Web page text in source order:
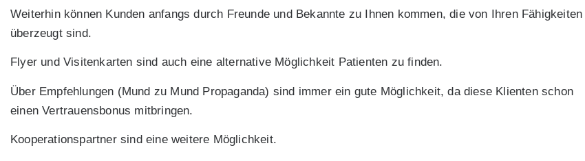
Weiterhin können Kunden anfangs durch Freunde und Bekannte zu Ihnen kommen, die von Ihren Fähigkeiten
überzeugt sind.
Flyer und Visitenkarten sind auch eine alternative Möglichkeit Patienten zu finden.
Über Empfehlungen (Mund zu Mund Propaganda) sind immer ein gute Möglichkeit, da diese Klienten schon
einen Vertrauensbonus mitbringen.
Kooperationspartner sind eine weitere Möglichkeit.